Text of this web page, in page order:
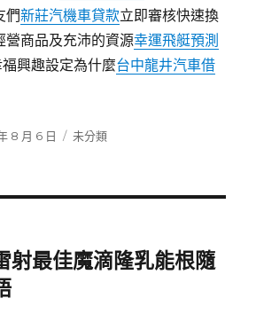
們新莊汽機車貸款立即審核快速換
營商品及充沛的資源幸運飛艇預測
興趣設定為什麼台中龍井汽車借
8 月 6 日
分
未分類
射最佳魔滴隆乳能根隨